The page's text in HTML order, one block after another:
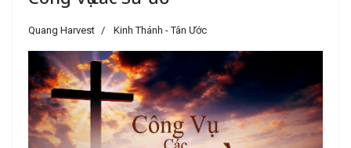
Quang Harvest Kinh Thánh - Tân Ước